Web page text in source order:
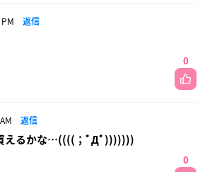
返信
0
返信
えるかな…((((；ﾟДﾟ)))))))
0